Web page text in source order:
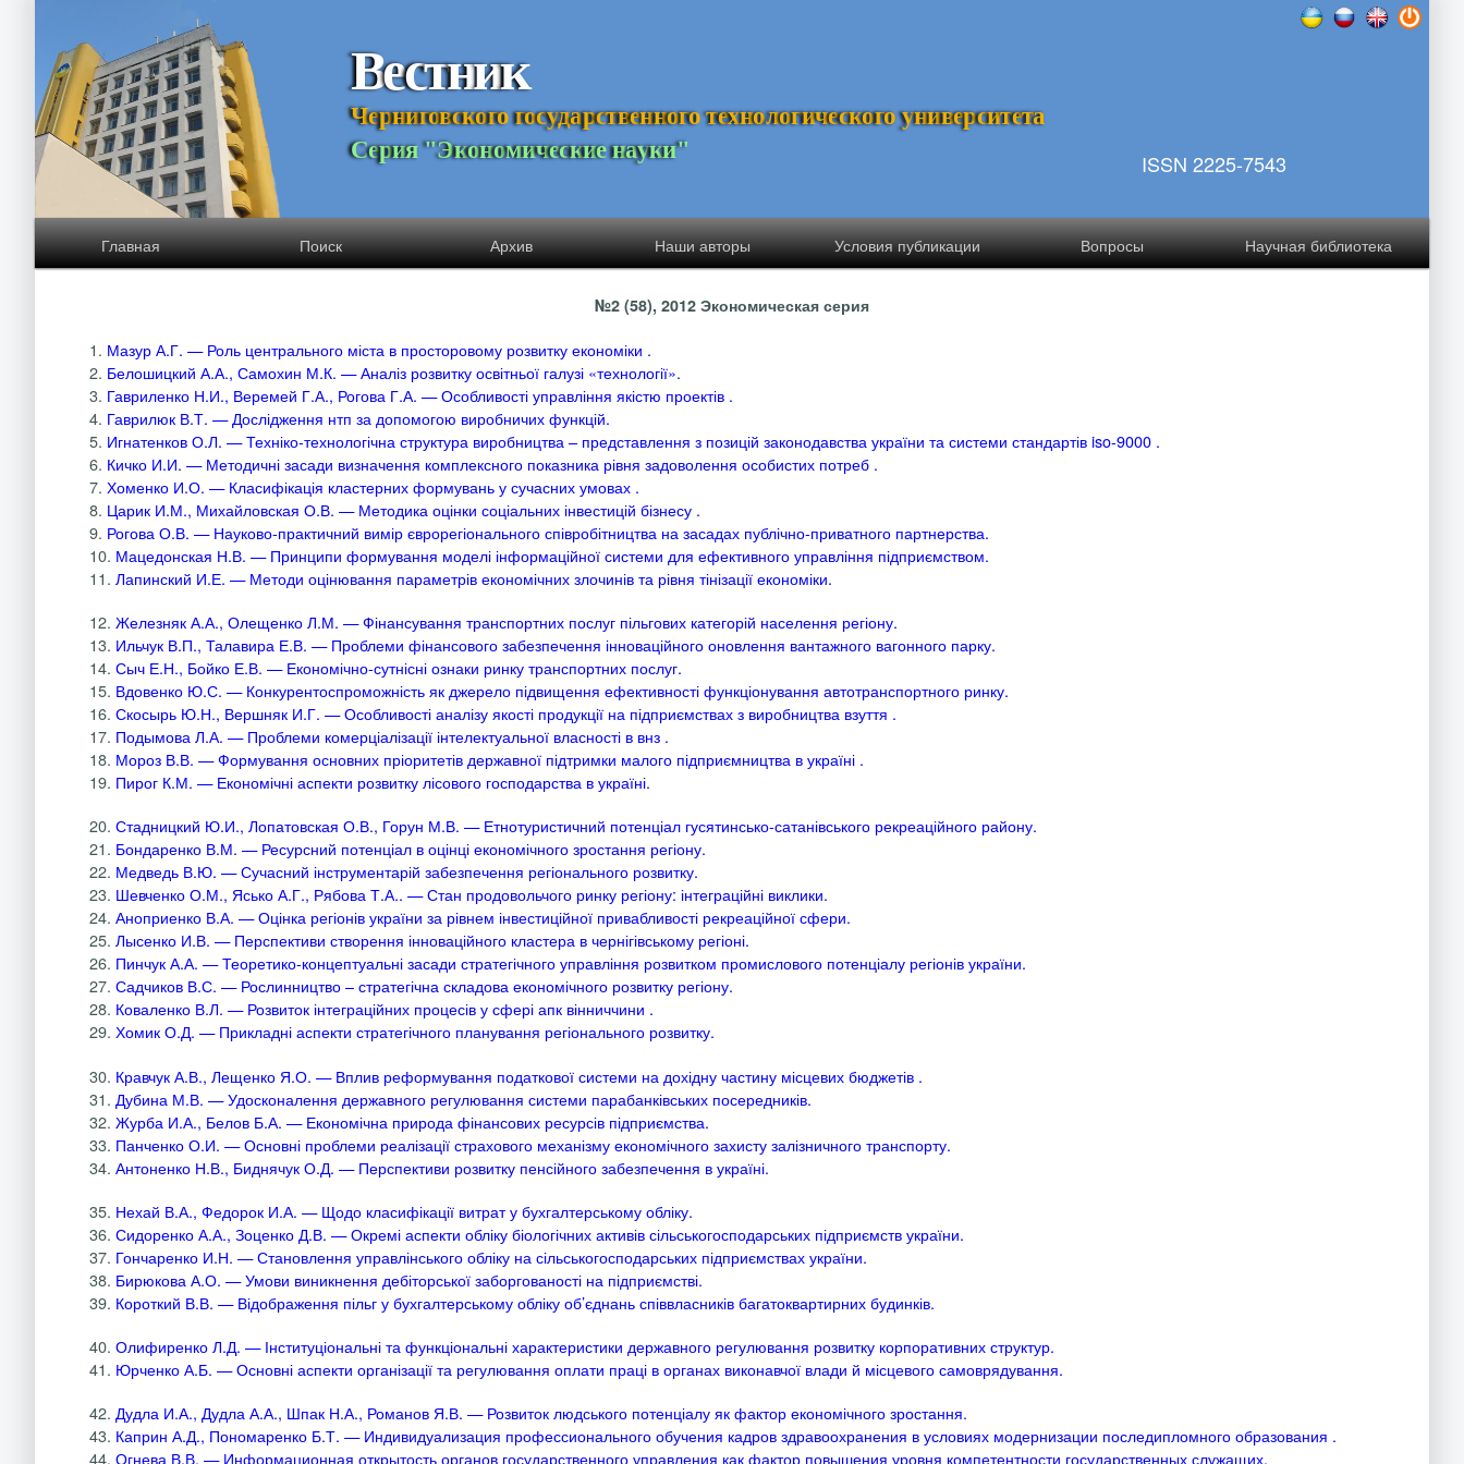
Вестник
Черниговского государственного технологического университета
Серия "Экономические науки" ISSN 2225-7543
Главная Поиск Архив Наши авторы Условия публикации Вопросы Научная библиотека
№2 (58), 2012 Экономическая серия
1. Мазур А.Г. — Роль центрального міста в просторовому розвитку економіки .
2. Белошицкий А.А., Самохин М.К. — Аналіз розвитку освітньої галузі «технології».
3. Гавриленко Н.И., Веремей Г.А., Рогова Г.А. — Особливості управління якістю проектів .
4. Гаврилюк В.Т. — Дослідження нтп за допомогою виробничих функцій.
5. Игнатенков О.Л. — Техніко-технологічна структура виробництва – представлення з позицій законодавства україни та системи стандартів iso-9000 .
6. Кичко И.И. — Методичні засади визначення комплексного показника рівня задоволення особистих потреб .
7. Хоменко И.О. — Класифікація кластерних формувань у сучасних умовах .
8. Царик И.М., Михайловская О.В. — Методика оцінки соціальних інвестицій бізнесу .
9. Рогова О.В. — Науково-практичний вимір єврорегіонального співробітництва на засадах публічно-приватного партнерства.
10. Мацедонская Н.В. — Принципи формування моделі інформаційної системи для ефективного управління підприємством.
11. Лапинский И.Е. — Методи оцінювання параметрів економічних злочинів та рівня тінізації економіки.
12. Железняк А.А., Олещенко Л.М. — Фінансування транспортних послуг пільгових категорій населення регіону.
13. Ильчук В.П., Талавира Е.В. — Проблеми фінансового забезпечення інноваційного оновлення вантажного вагонного парку.
14. Сыч Е.Н., Бойко Е.В. — Економічно-сутнісні ознаки ринку транспортних послуг.
15. Вдовенко Ю.С. — Конкурентоспроможність як джерело підвищення ефективності функціонування автотранспортного ринку.
16. Скосырь Ю.Н., Вершняк И.Г. — Особливості аналізу якості продукції на підприємствах з виробництва взуття .
17. Подымова Л.А. — Проблеми комерціалізації інтелектуальної власності в внз .
18. Мороз В.В. — Формування основних пріоритетів державної підтримки малого підприємництва в україні .
19. Пирог К.М. — Економічні аспекти розвитку лісового господарства в україні.
20. Стадницкий Ю.И., Лопатовская О.В., Горун М.В. — Етнотуристичний потенціал гусятинсько-сатанівського рекреаційного району.
21. Бондаренко В.М. — Ресурсний потенціал в оцінці економічного зростання регіону.
22. Медведь В.Ю. — Сучасний інструментарій забезпечення регіонального розвитку.
23. Шевченко О.М., Ясько А.Г., Рябова Т.А.. — Стан продовольчого ринку регіону: інтеграційні виклики.
24. Аноприенко В.А. — Оцінка регіонів україни за рівнем інвестиційної привабливості рекреаційної сфери.
25. Лысенко И.В. — Перспективи створення інноваційного кластера в чернігівському регіоні.
26. Пинчук А.А. — Теоретико-концептуальні засади стратегічного управління розвитком промислового потенціалу регіонів україни.
27. Садчиков В.С. — Рослинництво – стратегічна складова економічного розвитку регіону.
28. Коваленко В.Л. — Розвиток інтеграційних процесів у сфері апк вінниччини .
29. Хомик О.Д. — Прикладні аспекти стратегічного планування регіонального розвитку.
30. Кравчук А.В., Лещенко Я.О. — Вплив реформування податкової системи на дохідну частину місцевих бюджетів .
31. Дубина М.В. — Удосконалення державного регулювання системи парабанківських посередників.
32. Журба И.А., Белов Б.А. — Економічна природа фінансових ресурсів підприємства.
33. Панченко О.И. — Основні проблеми реалізації страхового механізму економічного захисту залізничного транспорту.
34. Антоненко Н.В., Биднячук О.Д. — Перспективи розвитку пенсійного забезпечення в україні.
35. Нехай В.А., Федорок И.А. — Щодо класифікації витрат у бухгалтерському обліку.
36. Сидоренко А.А., Зоценко Д.В. — Окремі аспекти обліку біологічних активів сільськогосподарських підприємств україни.
37. Гончаренко И.Н. — Становлення управлінського обліку на сільськогосподарських підприємствах україни.
38. Бирюкова А.О. — Умови виникнення дебіторської заборгованості на підприємстві.
39. Короткий В.В. — Відображення пільг у бухгалтерському обліку об’єднань співвласників багатоквартирних будинків.
40. Олифиренко Л.Д. — Інституціональні та функціональні характеристики державного регулювання розвитку корпоративних структур.
41. Юрченко А.Б. — Основні аспекти організації та регулювання оплати праці в органах виконавчої влади й місцевого самоврядування.
42. Дудла И.А., Дудла А.А., Шпак Н.А., Романов Я.В. — Розвиток людського потенціалу як фактор економічного зростання.
43. Каприн А.Д., Пономаренко Б.Т. — Индивидуализация профессионального обучения кадров здравоохранения в условиях модернизации последипломного образования .
44. Огнева В.В. — Информационная открытость органов государственного управления как фактор повышения уровня компетентности государственных служащих.